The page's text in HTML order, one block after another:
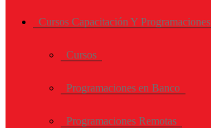
Cursos Capacitación Y Programaciones
Cursos
Programaciones en Banco
Programaciones Remotas